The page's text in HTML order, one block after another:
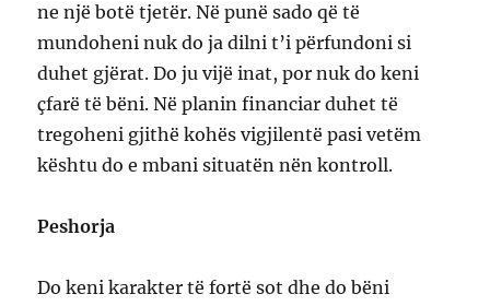
ne një botë tjetër. Në punë sado që të
mundoheni nuk do ja dilni t’i përfundoni si
duhet gjërat. Do ju vijë inat, por nuk do keni
çfarë të bëni. Në planin financiar duhet të
tregoheni gjithë kohës vigjilentë pasi vetëm
kështu do e mbani situatën nën kontroll.
Peshorja
Do keni karakter të fortë sot dhe do bëni